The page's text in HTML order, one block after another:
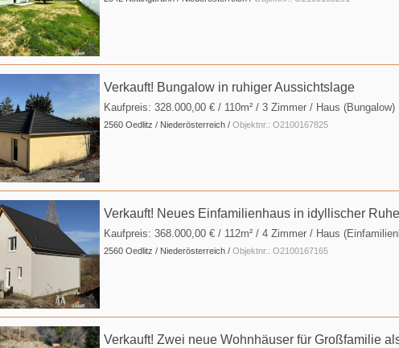
Verkauft! Bungalow in ruhiger Aussichtslage
Kaufpreis: 328.000,00 € / 110m² / 3 Zimmer / Haus (Bungalow)
2560 Oedlitz / Niederösterreich / Objektnr.: O2100167825
Verkauft! Neues Einfamilienhaus in idyllischer
Kaufpreis: 368.000,00 € / 112m² / 4 Zimmer / Haus
2560 Oedlitz / Niederösterreich / Objektnr.: O2100167165
Verkauft! Zwei neue Wohnhäuser für Großfamilie